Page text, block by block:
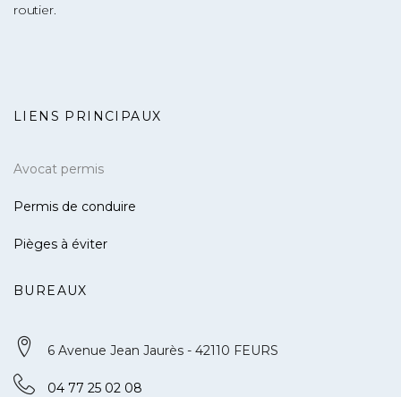
routier.
LIENS PRINCIPAUX
Avocat permis
Permis de conduire
Pièges à éviter
BUREAUX
6 Avenue Jean Jaurès - 42110 FEURS
04 77 25 02 08